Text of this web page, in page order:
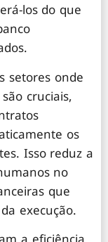
los do que
setores onde
cruciais,
os
Isso reduz a
no
que
execução.